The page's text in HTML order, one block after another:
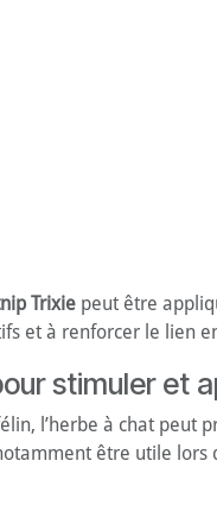
Trixie peut être
et à renforcer le lien
stimuler et
l’herbe à chat
être utile lors